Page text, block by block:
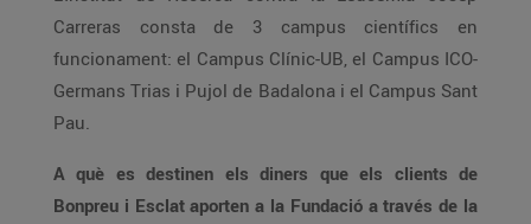
Carreras consta de 3 campus científics en
funcionament: el Campus Clínic-UB, el Campus ICO-
Germans Trias i Pujol de Badalona i el Campus Sant
Pau.
A què es destinen els diners que els clients de
Bonpreu i Esclat aporten a la Fundació a través de la